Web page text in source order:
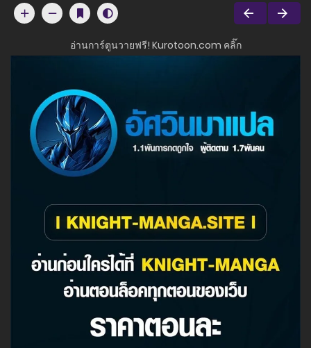
อ่านการ์ตูนวายฟรี! Kurotoon.com คลิ๊ก